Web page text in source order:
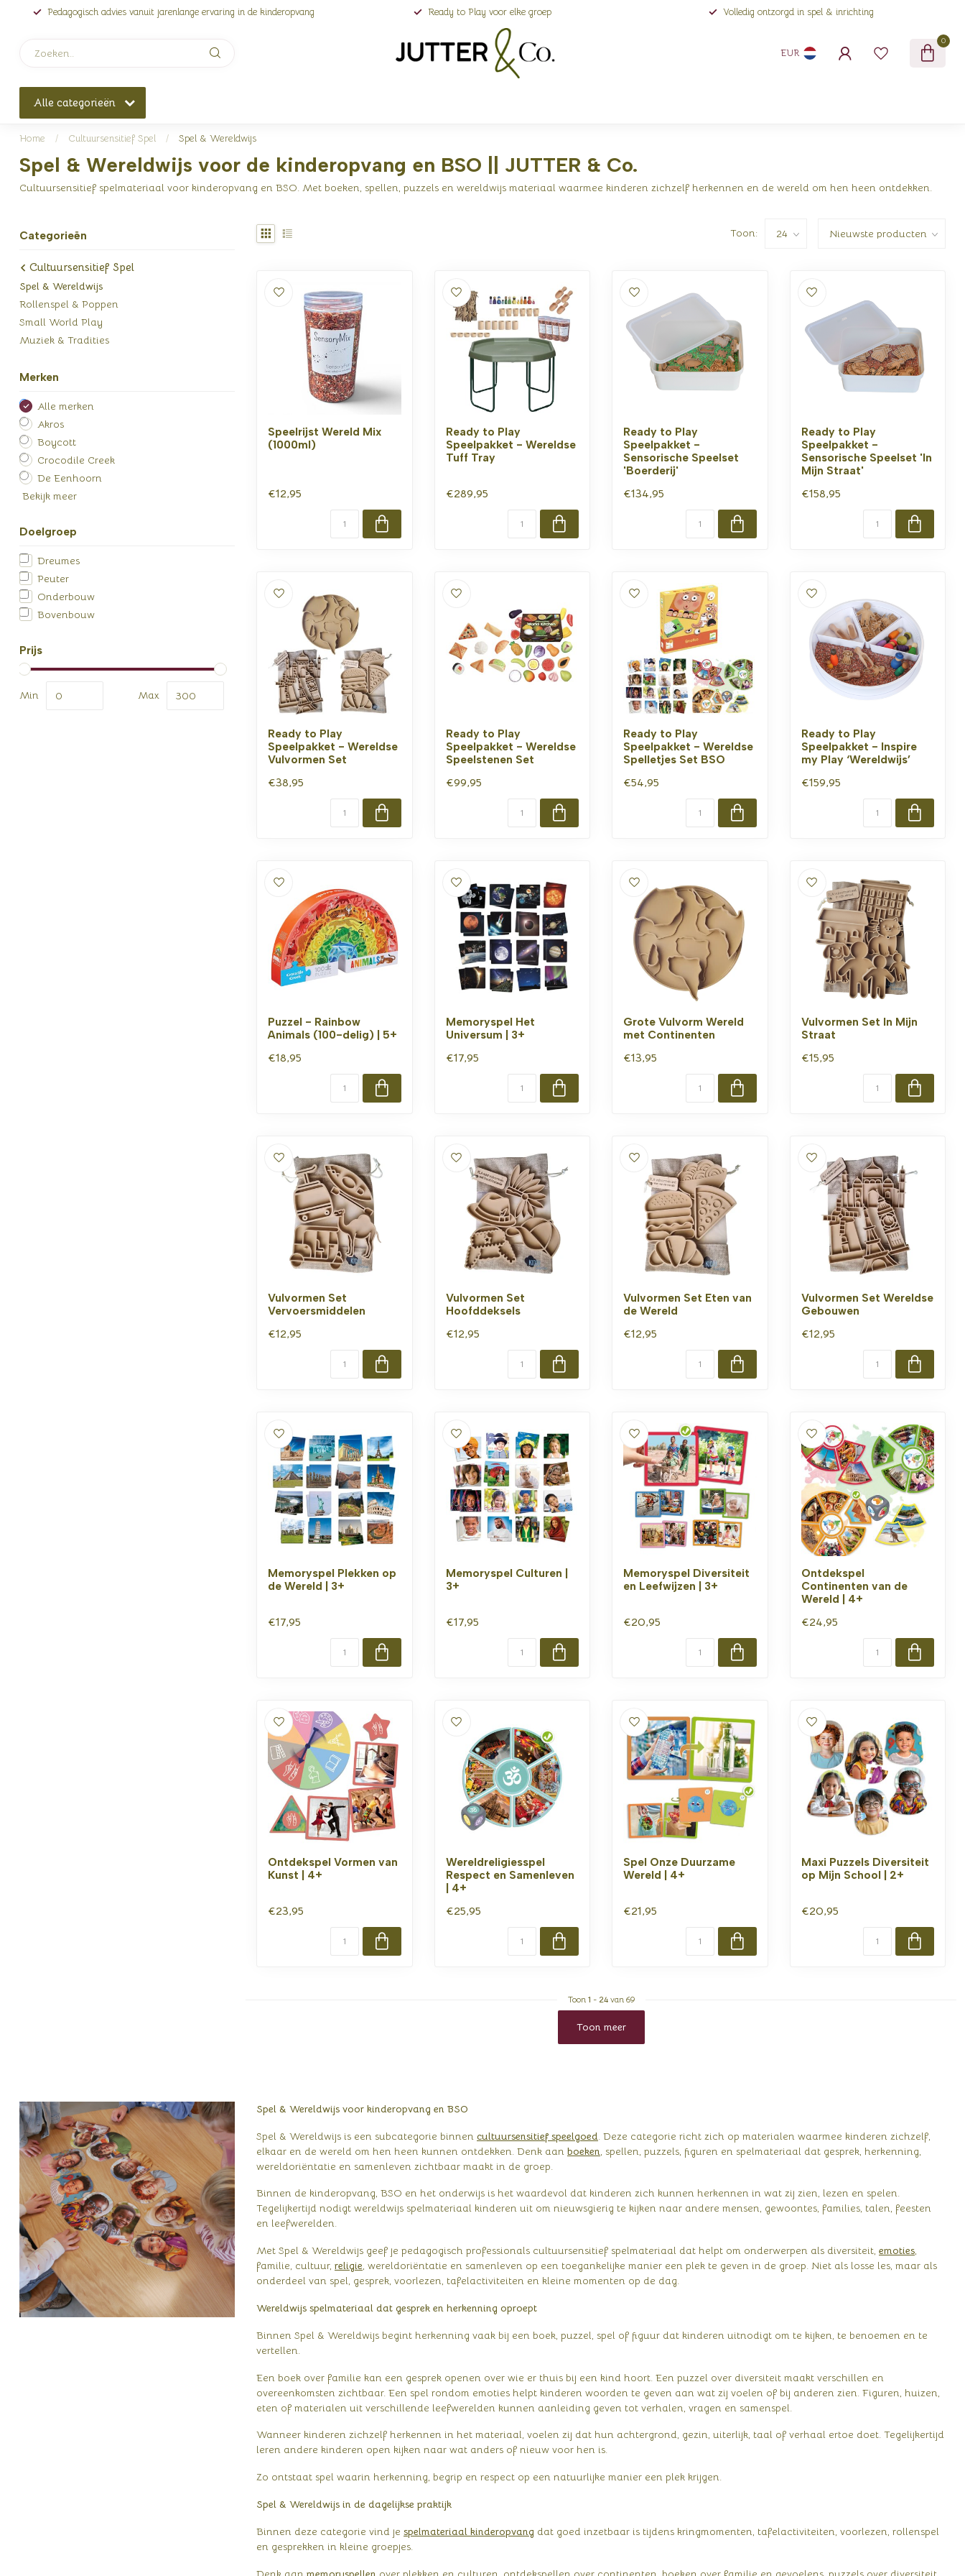
Pedagogisch advies vanuit jarenlange ervaring in de kinderopvang Ready to Play voor elke groep Volledig ontzorgd in spel & inrichting
EUR
0
Alle categorieën
Home / Cultuursensitief Spel / Spel & Wereldwijs
Spel & Wereldwijs voor de kinderopvang en BSO || JUTTER & Co.
Cultuursensitief spelmateriaal voor kinderopvang en BSO. Met boeken, spellen, puzzels en wereldwijs materiaal waarmee kinderen zichzelf herkennen en de wereld om hen heen ontdekken.
Categorieën
Cultuursensitief Spel
Spel & Wereldwijs
Rollenspel & Poppen
Small World Play
Muziek & Tradities
Merken
Alle merken
Akros
Boycott
Crocodile Creek
De Eenhoorn
Bekijk meer
Doelgroep
Dreumes
Peuter
Onderbouw
Bovenbouw
Prijs
Min Max
Toon:
Speelrijst Wereld Mix
(1000ml)
€12,95
Ready to Play
Speelpakket - Wereldse
Tuff Tray
€289,95
Ready to Play
Speelpakket -
Sensorische Speelset
'Boerderij'
€134,95
Ready to Play
Speelpakket -
Sensorische Speelset 'In
Mijn Straat'
€158,95
Ready to Play
Speelpakket - Wereldse
Vulvormen Set
€38,95
Ready to Play
Speelpakket - Wereldse
Speelstenen Set
€99,95
Ready to Play
Speelpakket - Wereldse
Spelletjes Set BSO
€54,95
Ready to Play
Speelpakket - Inspire
my Play ‘Wereldwijs’
€159,95
Puzzel - Rainbow
Animals (100-delig) | 5+
€18,95
Memoryspel Het
Universum | 3+
€17,95
Grote Vulvorm Wereld
met Continenten
€13,95
Vulvormen Set In Mijn
Straat
€15,95
Vulvormen Set
Vervoersmiddelen
€12,95
Vulvormen Set
Hoofddeksels
€12,95
Vulvormen Set Eten van
de Wereld
€12,95
Vulvormen Set Wereldse
Gebouwen
€12,95
Memoryspel Plekken op
de Wereld | 3+
€17,95
Memoryspel Culturen |
3+
€17,95
Memoryspel Diversiteit
en Leefwijzen | 3+
€20,95
Ontdekspel
Continenten van de
Wereld | 4+
€24,95
Ontdekspel Vormen van
Kunst | 4+
€23,95
Wereldreligiesspel
Respect en Samenleven
| 4+
€25,95
Spel Onze Duurzame
Wereld | 4+
€21,95
Maxi Puzzels Diversiteit
op Mijn School | 2+
€20,95
Toon 1 - 24van 69
Toon meer
Spel & Wereldwijs voor kinderopvang en BSO
Spel & Wereldwijs is een subcategorie binnen cultuursensitief speelgoed . Deze categorie richt zich op materialen waarmee kinderen zichzelf,
elkaar en de wereld om hen heen kunnen ontdekken. Denk aan boeken , spellen, puzzels, figuren en spelmateriaal dat gesprek, herkenning,
wereldoriëntatie en samenleven zichtbaar maakt in de groep.
Binnen de kinderopvang, BSO en het onderwijs is het waardevol dat kinderen zich kunnen herkennen in wat zij zien, lezen en spelen.
Tegelijkertijd nodigt wereldwijs spelmateriaal kinderen uit om nieuwsgierig te kijken naar andere mensen, gewoontes, families, talen, feesten
en leefwerelden.
Met Spel & Wereldwijs geef je pedagogisch professionals cultuursensitief spelmateriaal dat helpt om onderwerpen als diversiteit, emoties,
familie, cultuur, religie, wereldoriëntatie en samenleven op een toegankelijke manier een plek te geven in de groep. Niet als losse les, maar als
onderdeel van spel, gesprek, voorlezen, tafelactiviteiten en kleine momenten op de dag.
Wereldwijs spelmateriaal dat gesprek en herkenning oproept
Binnen Spel & Wereldwijs begint herkenning vaak bij een boek, puzzel, spel of figuur dat kinderen uitnodigt om te kijken, te benoemen en te
vertellen.
Een boek over familie kan een gesprek openen over wie er thuis bij een kind hoort. Een puzzel over diversiteit maakt verschillen en
overeenkomsten zichtbaar. Een spel rondom emoties helpt kinderen woorden te geven aan wat zij voelen of bij anderen zien. Figuren, huizen,
eten of materialen uit verschillende leefwerelden kunnen aanleiding geven tot verhalen, vragen en samenspel.
Wanneer kinderen zichzelf herkennen in het materiaal, voelen zij dat hun achtergrond, gezin, uiterlijk, taal of verhaal ertoe doet. Tegelijkertijd
leren andere kinderen open kijken naar wat anders of nieuw voor hen is.
Zo ontstaat spel waarin herkenning, begrip en respect op een natuurlijke manier een plek krijgen.
Spel & Wereldwijs in de dagelijkse praktijk
Binnen deze categorie vind je spelmateriaal kinderopvang dat goed inzetbaar is tijdens kringmomenten, tafelactiviteiten, voorlezen, rollenspel
en gesprekken in kleine groepjes.